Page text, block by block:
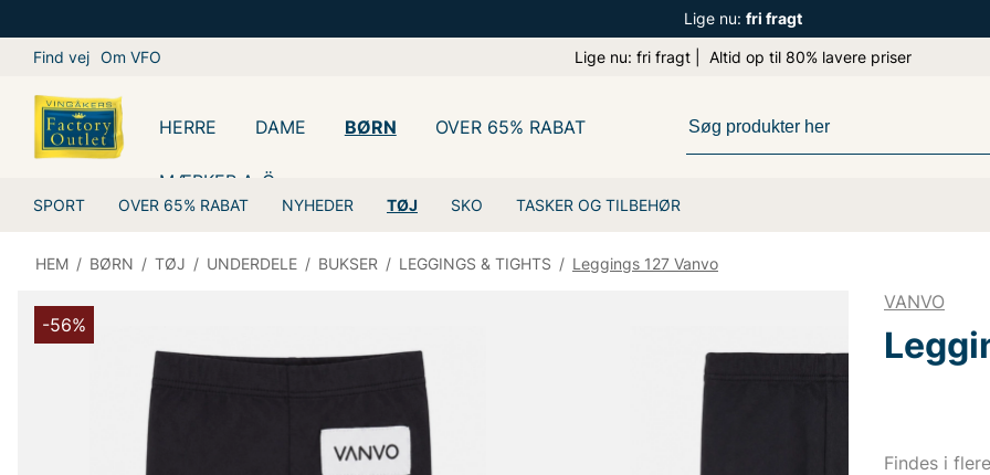
Lige nu: fri fragt
Find vej Om VFO Lige nu: fri fragt | Altid op til 80% lavere priser
HERRE DAME BØRN
SPORT OVER 65% RABAT NYHEDER TØJ SKO TASKER OG TILBEHØR
OVER 65% RABAT
MÆRKER A-Ö
HEM / BØRN / TØJ / UNDERDELE / BUKSER / LEGGINGS & TIGHTS / Leggings 127 Vanvo
-56%
VANVO
Findes i